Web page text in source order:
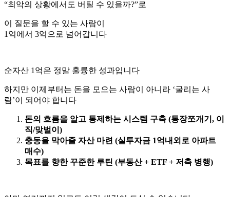
“최악의 상황에서도 버틸 수 있을까?”로
이 질문을 할 수 있는 사람이
1억에서 3억으로 넘어갑니다
순자산 1억은 정말 훌륭한 성과입니다
하지만 이제부터는 돈을 모으는 사람이 아니라 ‘굴리는 사
람’이 되어야 합니다
돈의 흐름을 알고 통제하는 시스템 구축 (통장쪼개기, 이
직/맞벌이)
충동을 막아줄 자산 마련 (실투자금 1억내외로 아파트
매수)
목표를 향한 꾸준한 루틴 (부동산 + ETF + 저축 병행)